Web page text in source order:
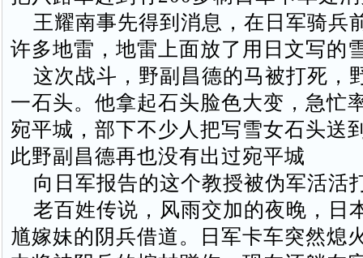
王耀南事先得到消息，在日军骑兵
许多地雷，地雷上面放了用日文写的
这次战斗，野副昌德的马被打死，
一石头。他拿起石头脸色大变，急忙
宛平城，部下不少人把写雪女石头送
此野副昌德再也没有出过宛平城
向日军报告的这个教授被伪军活活
老百姓传说，风雨交加的夜晚，日
馗嫁妹的阴兵借道。日军卡车突然熄